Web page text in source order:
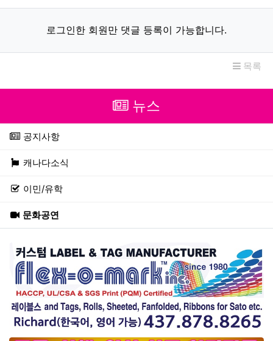
로그인한 회원만 댓글 등록이 가능합니다.
목록
뉴스
공지사항
캐나다소식
이민/유학
문화공연